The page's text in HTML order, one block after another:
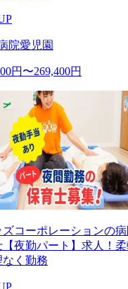
院愛児園
円〜269,400円
ズコーポレーションの
【夜勤パート】求人！
なく勤務